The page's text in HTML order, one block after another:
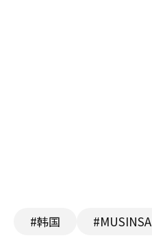
#韩国 #MUSINSA